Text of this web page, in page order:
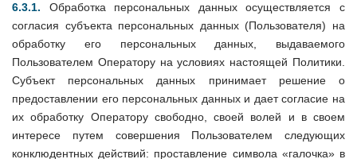
6.3.1.
Обработка персональных данных осуществляется с
согласия субъекта персональных данных (Пользователя) на
обработку его персональных данных, выдаваемого
Пользователем Оператору на условиях настоящей Политики.
Субъект персональных данных принимает решение о
предоставлении его персональных данных и дает согласие на
их обработку Оператору свободно, своей волей и в своем
интересе путем совершения Пользователем следующих
конклюдентных действий: проставление символа «галочка» в